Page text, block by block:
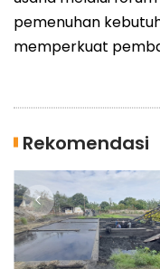
pemenuhan
memperkuat
Rekomendasi